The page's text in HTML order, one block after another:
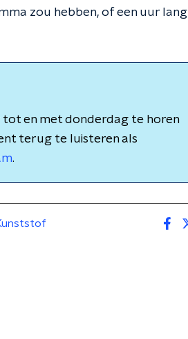
zou hebben, of een uur lang
en met donderdag te horen
terug te luisteren als
.